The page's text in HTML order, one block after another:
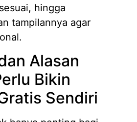
hingga
tampilannya agar
Alasan
Bikin
Sendiri